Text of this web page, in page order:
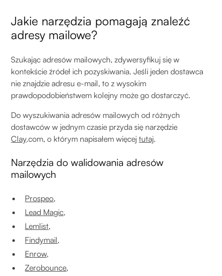
Jakie narzędzia pomagają znaleźć
adresy mailowe?
Szukając adresów mailowych, zdywersyfikuj się w
kontekście źródeł ich pozyskiwania. Jeśli jeden dostawca
nie znajdzie adresu e-mail, to z wysokim
prawdopodobieństwem kolejny może go dostarczyć.
Do wyszukiwania adresów mailowych od różnych
dostawców w jednym czasie przyda się narzędzie
Clay.com, o którym napisałem więcejtutaj.
Narzędzia do walidowania adresów
mailowych
Prospeo,
Lead Magic,
Lemlist,
Findymail,
Enrow,
Zerobounce,